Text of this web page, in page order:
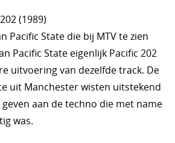
(1989)
Pacific State die bij MTV te zien
Pacific State eigenlijk Pacific 202
uitvoering van dezelfde track. De
uit Manchester wisten uitstekend
aan de techno die met name
was.